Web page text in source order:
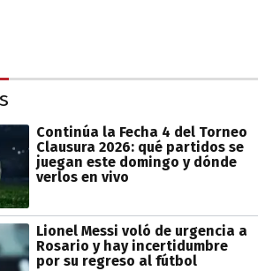
Continúa la Fecha 4 del Torneo
Clausura 2026: qué partidos se
juegan este domingo y dónde
verlos en vivo
Lionel Messi voló de urgencia a
Rosario y hay incertidumbre
por su regreso al fútbol